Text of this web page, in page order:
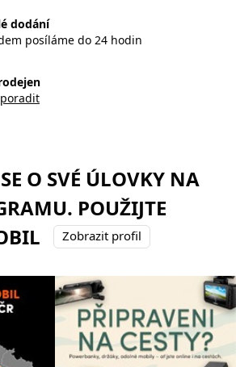
dodání
posíláme do 24 hodin
O SVÉ ÚLOVKY NA
POUŽIJTE
Zobrazit profil